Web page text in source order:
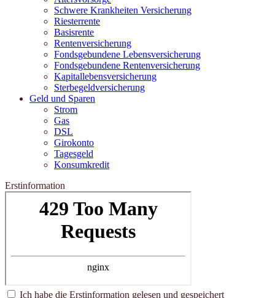
Schwere Krankheiten Versicherung
Riesterrente
Basisrente
Rentenversicherung
Fondsgebundene Lebensversicherung
Fondsgebundene Rentenversicherung
Kapitallebensversicherung
Sterbegeldversicherung
Geld und Sparen
Strom
Gas
DSL
Girokonto
Tagesgeld
Konsumkredit
Erstinformation
Ich habe die Erstinformation gelesen und gespeichert